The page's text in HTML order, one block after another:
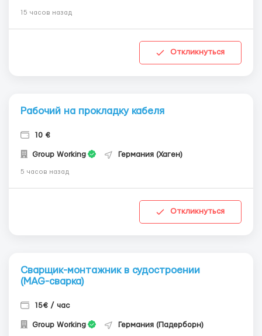
15 часов назад
Откликнуться
Рабочий на прокладку кабеля
10 €
Group Working Германия (Хаген)
5 часов назад
Откликнуться
Сварщик-монтажник в судостроении
(MAG-сварка)
15€ / час
Group Working Германия (Падерборн)